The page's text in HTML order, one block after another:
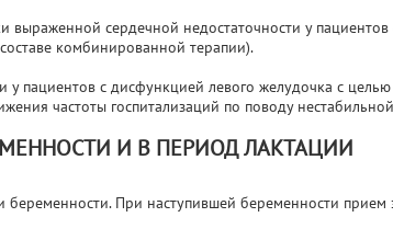
выраженной сердечной недостаточности у
комбинированной терапии).
пациентов с дисфункцией левого желудочка с
частоты госпитализаций по поводу
И В ПЕРИОД ЛАКТАЦИИ
При наступившей беременности прием